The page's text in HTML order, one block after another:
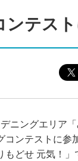
テス
ニングエリア
ンテストに参
どせ 元気！